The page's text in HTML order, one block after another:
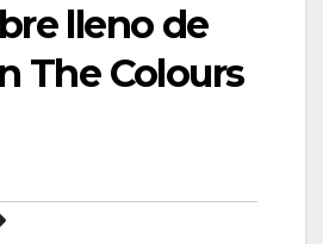
lleno de
The Colours